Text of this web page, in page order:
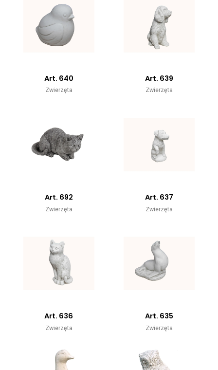
Art. 640
Zwierzęta
Art. 639
Zwierzęta
Art. 692
Zwierzęta
Art. 637
Zwierzęta
Art. 636
Zwierzęta
Art. 635
Zwierzęta